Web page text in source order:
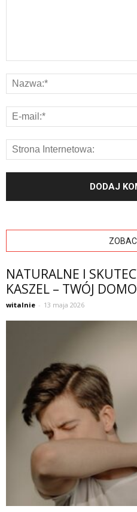
NATURALNE I
KASZEL – TWÓJ
witalnie - 13 maja 2026